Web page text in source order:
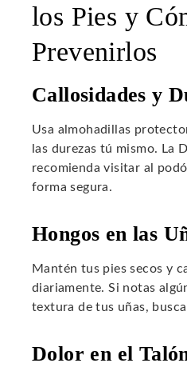
los Pies y
Prevenirlos
Callosidades y
Usa almohadillas
las durezas tú mismo. La
recomienda visitar al
forma segura.
Hongos en las
Mantén tus pies secos y
diariamente. Si notas
textura de tus uñas,
Dolor en el